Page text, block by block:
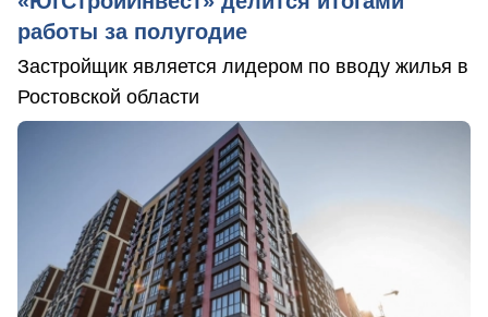
работы за полугодие
Застройщик является лидером по вводу жилья в
Ростовской области